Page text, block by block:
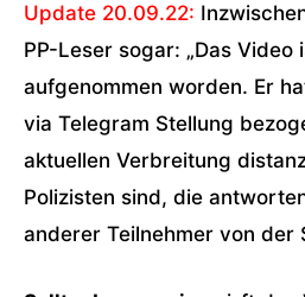
Update 20.09.22:
PP-Leser sogar: „Das Video
aufgenommen worden. Er
via Telegram Stellung
aktuellen Verbreitung
Polizisten sind, die
anderer Teilnehmer von der